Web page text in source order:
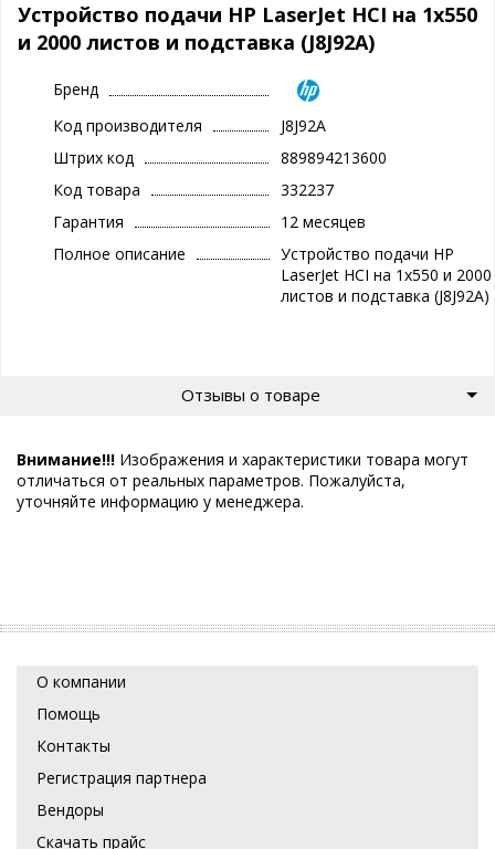
Устройство подачи HP LaserJet HCI на 1x550
и 2000 листов и подставка (J8J92A)
Бренд
Код производителя
J8J92A
Штрих код
889894213600
Код товара
332237
Гарантия
12 месяцев
Полное описание
Устройство подачи HP
LaserJet HCI на 1x550 и 2000
листов и подставка (J8J92A)
Отзывы о товаре
Внимание!!! Изображения и характеристики товара могут
отличаться от реальных параметров. Пожалуйста,
уточняйте информацию у менеджера.
О компании
Помощь
Контакты
Регистрация партнера
Вендоры
Скачать прайс